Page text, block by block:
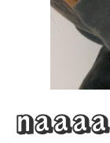
naaaa